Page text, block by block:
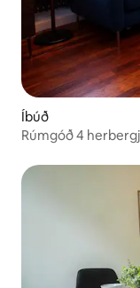
Íbúð
Rúmgóð 4